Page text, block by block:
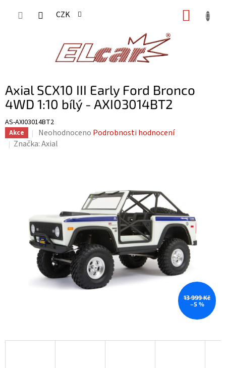
CZK
Axial SCX10 III Early Ford Bronco
4WD 1:10 bílý - AXI03014BT2
AS-AXI03014BT2
Akce
Průměrné
hodnocení
hvězdiček.
Neohodnoceno Podrobnosti hodnocení
Značka:Axial
13 999 Kč
–5 %